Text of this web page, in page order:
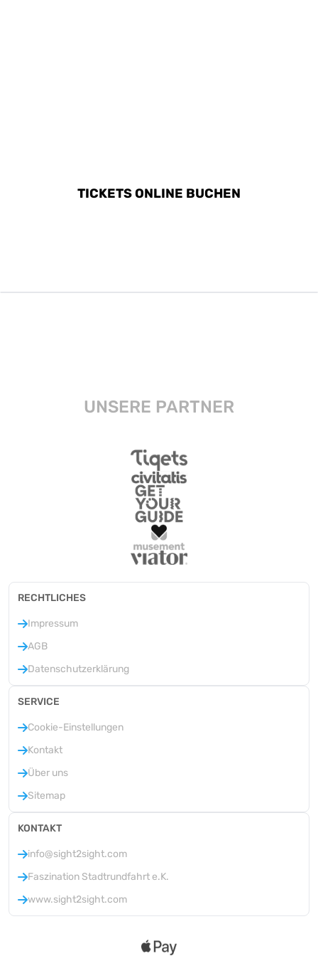
TICKETS ONLINE BUCHEN
UNSERE PARTNER
RECHTLICHES
Impressum
AGB
Datenschutzerklärung
SERVICE
Cookie-Einstellungen
Kontakt
Über uns
Sitemap
KONTAKT
info@sight2sight.com
Faszination Stadtrundfahrt e.K.
www.sight2sight.com